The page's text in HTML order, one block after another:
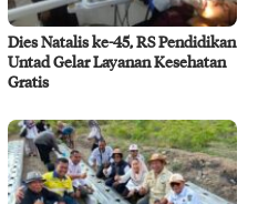
Dies Natalis ke-45, RS Pendidikan
Untad Gelar Layanan Kesehatan
Gratis